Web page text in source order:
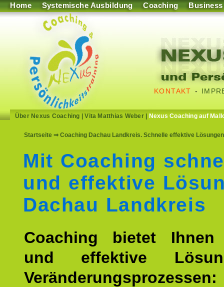
Home Systemische Ausbildung Coaching Business
KONTAKT -
Über Nexus Coaching |Vita Matthias Weber| Nexus Coaching auf
Startseite ⇒ Coaching Dachau Landkreis. Schnelle effektive
Mit Coaching
und effektive
Dachau Landkreis
Coaching bietet Ihnen
und effektive
Veränderungsprozessen: